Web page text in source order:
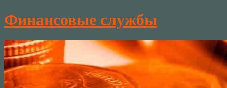
Финансовые службы